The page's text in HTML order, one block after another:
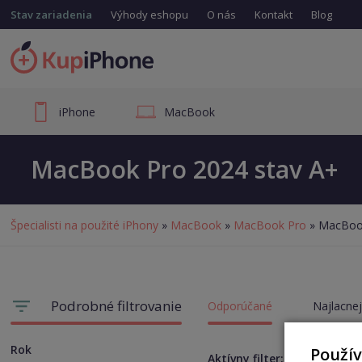
Stav zariadenia Výhody eshopu O nás Kontakt Blog
iPhone MacBook
MacBook Pro 2024 stav A+
Špecialisti na použité iPhony » MacBook » MacBook Pro »
Podrobné filtrovanie
Rok
Odporúčané
Aktívny filter: